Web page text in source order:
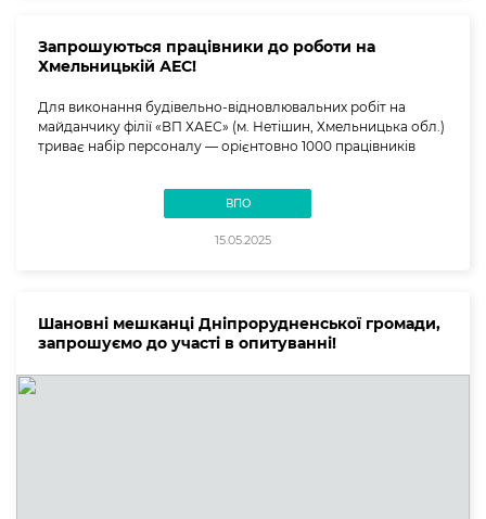
Запрошуються працівники до роботи на
Хмельницькій АЕС!
Для виконання будівельно-відновлювальних робіт на
майданчику філії «ВП ХАЕС» (м. Нетішин, Хмельницька обл.)
триває набір персоналу — орієнтовно 1000 працівників
ВПО
15.05.2025
Шановні мешканці Дніпрорудненської громади,
запрошуємо до участі в опитуванні!